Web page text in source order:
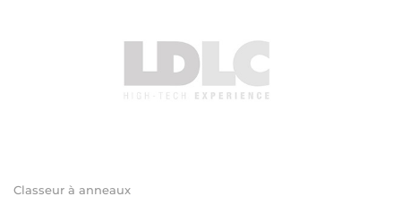
Classeur à anneaux